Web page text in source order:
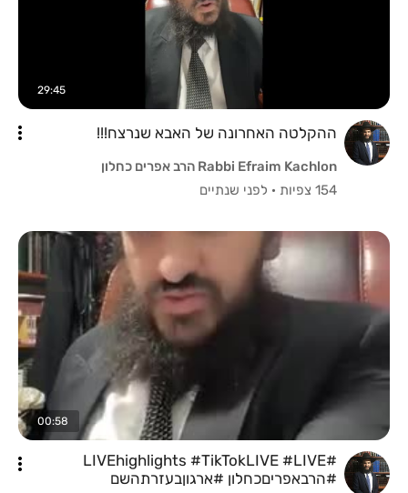
29:45
ההקלטה האחרונה של האבא שנרצח!!!
Rabbi Efraim Kachlon הרב אפרים כחלון
154 צפיות
· לפני שנתיים
00:58
#LIVEhighlights #TikTokLIVE #LIVE
#הרבאפריםכחלון #ארגוןבעזרתהשם